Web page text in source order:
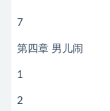
7
第四章 男儿闹
1
2